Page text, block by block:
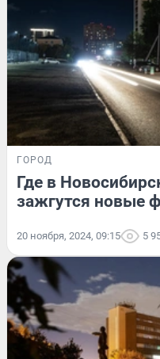
ГОРОД
Где в
зажгутся новые
20 ноября, 2024, 09:15 5